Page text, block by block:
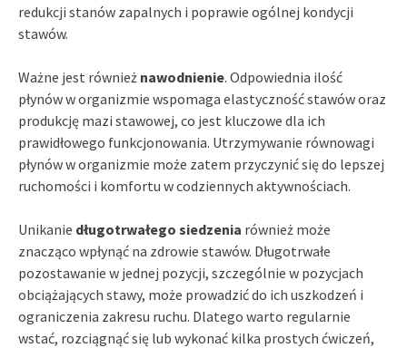
redukcji stanów zapalnych i poprawie ogólnej kondycji
stawów.
Ważne jest również nawodnienie. Odpowiednia ilość
płynów w organizmie wspomaga elastyczność stawów oraz
produkcję mazi stawowej, co jest kluczowe dla ich
prawidłowego funkcjonowania. Utrzymywanie równowagi
płynów w organizmie może zatem przyczynić się do lepszej
ruchomości i komfortu w codziennych aktywnościach.
Unikanie długotrwałego siedzenia również może
znacząco wpłynąć na zdrowie stawów. Długotrwałe
pozostawanie w jednej pozycji, szczególnie w pozycjach
obciążających stawy, może prowadzić do ich uszkodzeń i
ograniczenia zakresu ruchu. Dlatego warto regularnie
wstać, rozciągnąć się lub wykonać kilka prostych ćwiczeń,